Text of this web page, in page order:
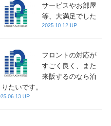
サービスやお部屋
等、大満足でした
2025.10.12 UP
フロントの対応が
すごく良く、また
来阪するのなら泊
りたいです。
UP